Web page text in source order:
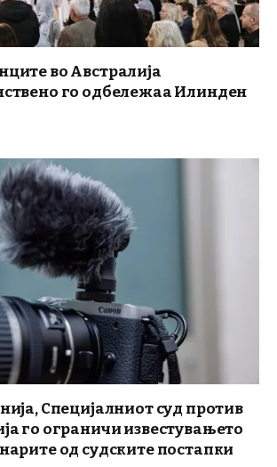
во Австралија
го одбележаа Илинден
Специјалниот суд против
го ограничи известувањето
од судските постапки